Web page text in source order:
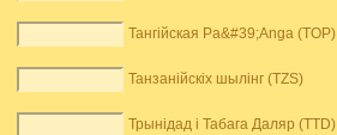
Тангійская Pa&#39;Anga (TOP)
Танзанійскіх шылінг (TZS)
Трынідад і Табага Даляр (TTD)